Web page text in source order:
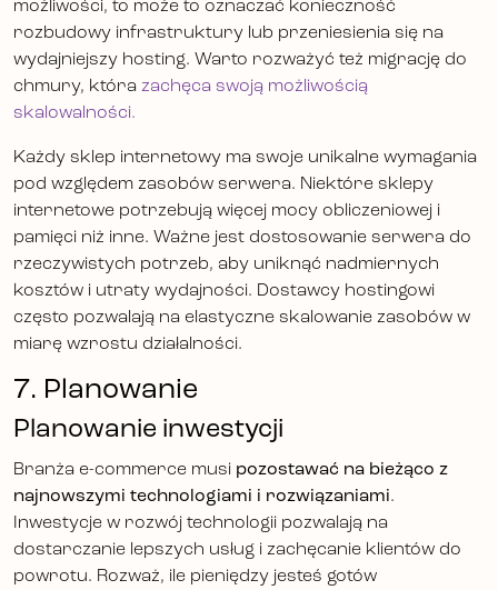
możliwości, to może to oznaczać konieczność
rozbudowy infrastruktury lub przeniesienia się na
wydajniejszy hosting. Warto rozważyć też migrację do
chmury, która zachęca swoją możliwością
skalowalności.
Każdy sklep internetowy ma swoje unikalne wymagania
pod względem zasobów serwera. Niektóre sklepy
internetowe potrzebują więcej mocy obliczeniowej i
pamięci niż inne. Ważne jest dostosowanie serwera do
rzeczywistych potrzeb, aby uniknąć nadmiernych
kosztów i utraty wydajności. Dostawcy hostingowi
często pozwalają na elastyczne skalowanie zasobów w
miarę wzrostu działalności.
7. Planowanie
Planowanie inwestycji
Branża e-commerce musi pozostawać na bieżąco z
najnowszymi technologiami i rozwiązaniami.
Inwestycje w rozwój technologii pozwalają na
dostarczanie lepszych usług i zachęcanie klientów do
powrotu. Rozważ, ile pieniędzy jesteś gotów